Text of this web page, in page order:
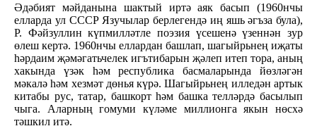
Әдәбият мәйданына шактый иртә аяк басып (1960нчы
елларда ул СССР Язучылар берлегендә иң яшь әгъза була),
Р. Фәйзуллин күпмилләтле поэзия үсешенә үзеннән зур
өлеш кертә. 1960нчы еллардан башлап, шагыйрьнең иҗаты
һәрдаим җәмәгатьчелек игътибарын җәлеп итеп тора, аның
хакында үзәк һәм республика басмаларында йөзләгән
мәкалә һәм хезмәт дөнья күрә. Шагыйрьнең илледән артык
китабы рус, татар, башкорт һәм башка телләрдә басылып
чыга. Аларның гомуми күләме миллионга якын нөсхә
тәшкил итә.